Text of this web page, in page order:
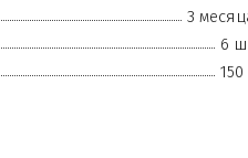
3
6
150